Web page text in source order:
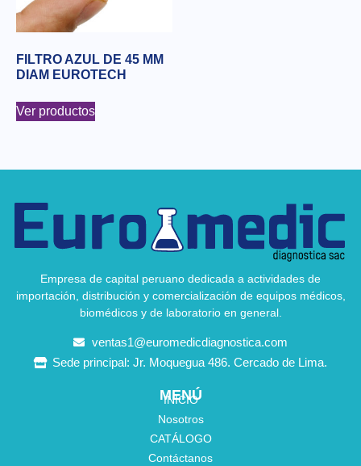
FILTRO AZUL DE 45 MM
DIAM EUROTECH
Ver productos
Empresa de capital peruano dedicada a actividades de
importación, distribución y comercialización de equipos médicos,
biomédicos y de laboratorio en general.
ventas1@euromedicdiagnostica.com
Sede principal: Jr. Moquegua 486. Cercado de Lima.
MENÚ
INICIO
Nosotros
CATÁLOGO
Contáctanos